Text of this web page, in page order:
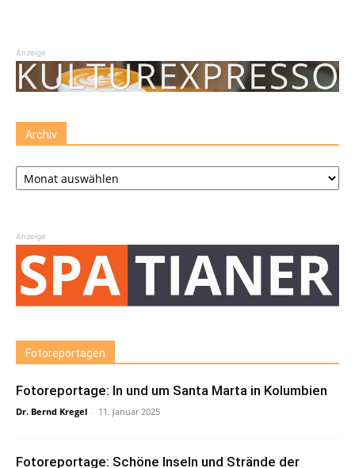
Anzeige
Archiv
Archiv
Anzeige
Fotoreportagen
Fotoreportage: In und um Santa Marta in Kolumbien
Dr. Bernd Kregel - 11. Januar 2025
Fotoreportage: Schöne Inseln und Strände der